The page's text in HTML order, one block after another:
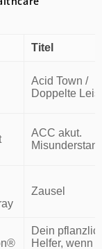
Titel
Acid Town /
Doppelte
ACC akut.
Zausel
Dein
Helfer, wenn